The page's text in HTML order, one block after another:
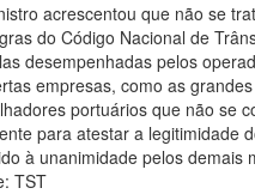
acrescentou que não se
do Código Nacional de
desempenhadas pelos
empresas, como as
portuários que não se
para atestar a legitimidade
à unanimidade pelos demais
TST